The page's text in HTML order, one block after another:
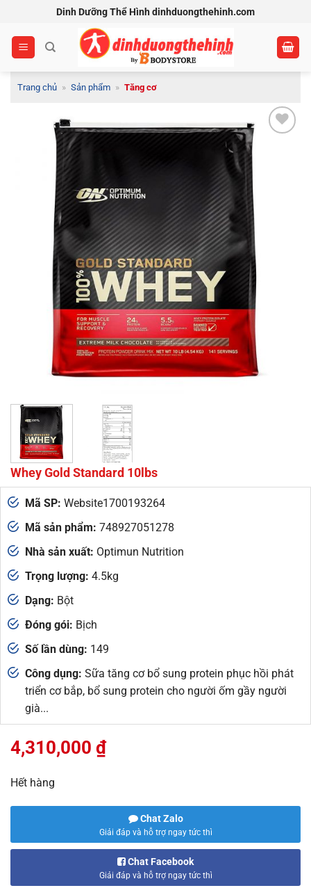
nội
dung
Dinh Dưỡng Thể Hình dinhduongthehinh.com
Trang chủ » Sản phẩm » Tăng cơ
Whey Gold Standard 10lbs
Mã SP: Website1700193264
Mã sản phẩm: 748927051278
Nhà sản xuất: Optimun Nutrition
Trọng lượng: 4.5kg
Dạng: Bột
Đóng gói: Bịch
Số lần dùng: 149
Công dụng: Sữa tăng cơ bổ sung protein phục hồi phát
triển cơ bắp, bổ sung protein cho người ốm gầy người
già...
4,310,000 ₫
Hết hàng
Chat Zalo
Giải đáp và hỗ trợ ngay tức thì
Chat Facebook
Giải đáp và hỗ trợ ngay tức thì